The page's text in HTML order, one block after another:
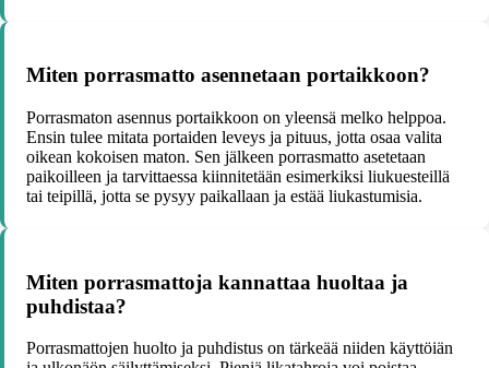
Miten porrasmatto asennetaan portaikkoon?
Porrasmaton asennus portaikkoon on yleensä melko helppoa.
Ensin tulee mitata portaiden leveys ja pituus, jotta osaa valita
oikean kokoisen maton. Sen jälkeen porrasmatto asetetaan
paikoilleen ja tarvittaessa kiinnitetään esimerkiksi liukuesteillä
tai teipillä, jotta se pysyy paikallaan ja estää liukastumisia.
Miten porrasmattoja kannattaa huoltaa ja
puhdistaa?
Porrasmattojen huolto ja puhdistus on tärkeää niiden käyttöiän